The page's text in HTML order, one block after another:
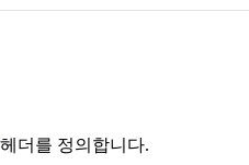
헤더를 정의합니다.